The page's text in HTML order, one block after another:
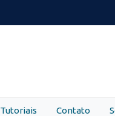
Tutoriais Contato